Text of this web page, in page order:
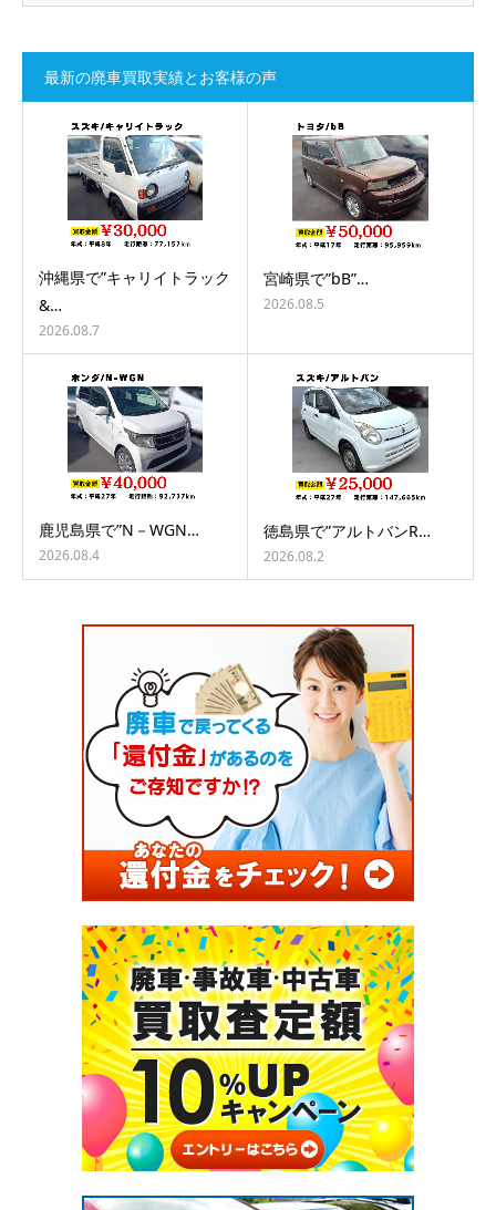
最新の廃車買取実績とお客様の声
沖縄県で”キャリイトラック
&…
2026.08.7
宮崎県で”bB”…
2026.08.5
鹿児島県で”N－WGN…
2026.08.4
徳島県で”アルトバンR…
2026.08.2